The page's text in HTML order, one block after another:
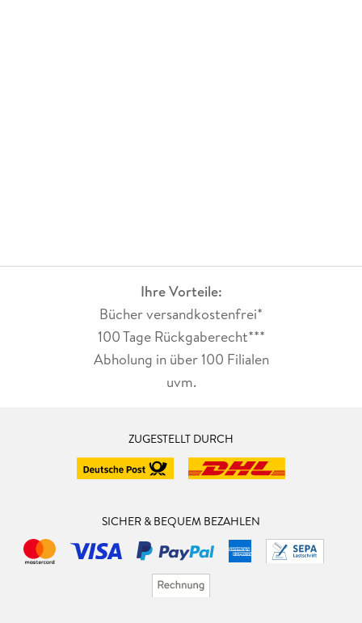
Ihre Vorteile:
Bücher versandkostenfrei*
100 Tage Rückgaberecht***
Abholung in über 100 Filialen
uvm.
ZUGESTELLT DURCH
SICHER & BEQUEM BEZAHLEN